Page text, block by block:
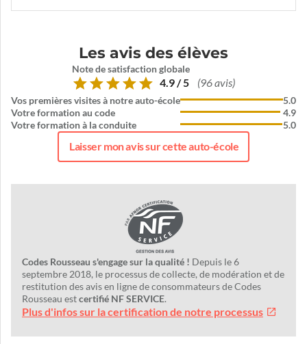
Les avis des élèves
Note de satisfaction globale
4.9 / 5 (96 avis)
Vos premières visites à notre auto-école
Votre formation au code
Votre formation à la conduite
5.0
4.9
5.0
Laisser mon avis sur cette auto-école
Codes Rousseau s'engage sur la qualité ! Depuis le 6
septembre 2018, le processus de collecte, de modération et de
restitution des avis en ligne de consommateurs de Codes
Rousseau estcertifié NF SERVICE.
Plus d'infos sur la certification de notre processus